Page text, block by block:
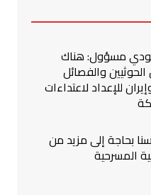
مسؤول: هناك
والفصائل
للإعداد لاعتداءات
بحاجة إلى مزيد من
المسرحية